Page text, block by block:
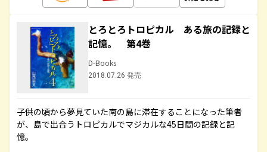
とろとろトロピカル ある旅の記録と
記憶。 第4巻
D-Books
2018.07.26 発売
子供の頃から夢見ていた南の島に滞在することになった筆者
が、島で出合うトロピカルでマジカルな45日間の記録と記
憶。